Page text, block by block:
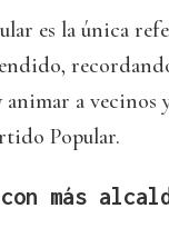
es la única
a vecinos
Popular.
más